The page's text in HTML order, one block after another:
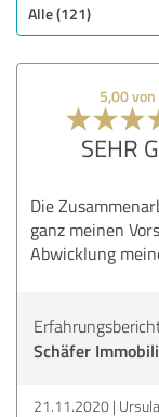
Alle (121)
5,00 von
SEHR
Die
ganz meinen
Abwicklung
Schäfer
21.11.2020